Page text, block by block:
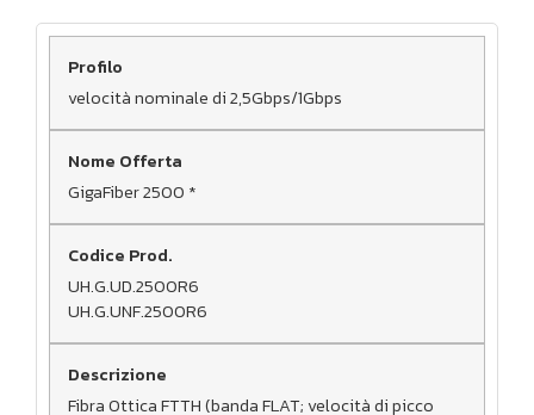
velocità nominale di 2,5Gbps/1Gbps
GigaFiber 2500 *
UH.G.UD.2500R6
UH.G.UNF.2500R6
Fibra Ottica FTTH (banda FLAT; velocità di picco